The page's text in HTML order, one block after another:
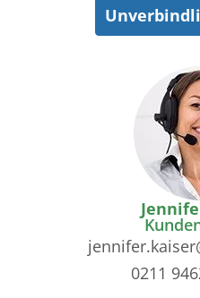
0211